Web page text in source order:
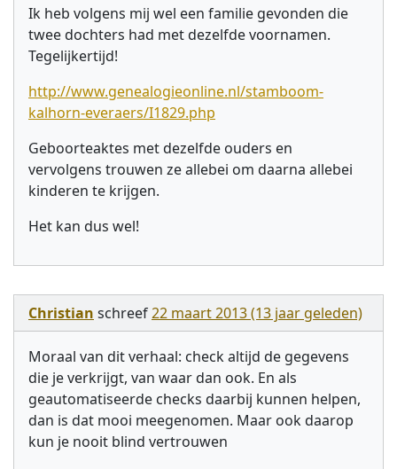
Ik heb volgens mij wel een familie gevonden die
twee dochters had met dezelfde voornamen.
Tegelijkertijd!
http://www.genealogieonline.nl/stamboom-
kalhorn-everaers/I1829.php
Geboorteaktes met dezelfde ouders en
vervolgens trouwen ze allebei om daarna allebei
kinderen te krijgen.
Het kan dus wel!
Christian schreef22 maart 2013 (13 jaar geleden)
Moraal van dit verhaal: check altijd de gegevens
die je verkrijgt, van waar dan ook. En als
geautomatiseerde checks daarbij kunnen helpen,
dan is dat mooi meegenomen. Maar ook daarop
kun je nooit blind vertrouwen